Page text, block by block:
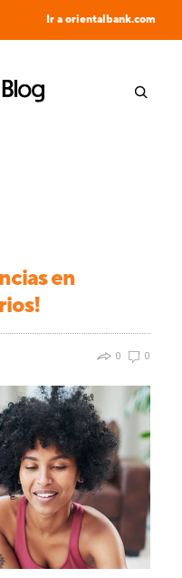
Ir a orientalbank.com
en
0 0